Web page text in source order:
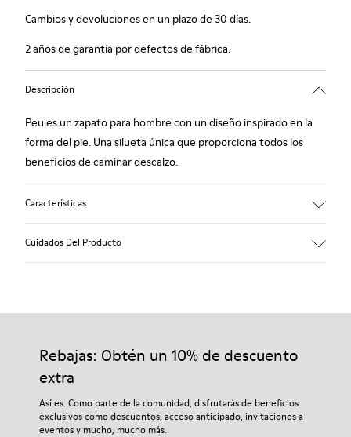
Cambios y devoluciones en un plazo de 30 días.
2 años de garantía por defectos de fábrica.
Descripción
Peu es un zapato para hombre con un diseño inspirado en la
forma del pie. Una silueta única que proporciona todos los
beneficios de caminar descalzo.
Características
Forro: 55 % Textil (60% Nailon - 40% PU) 45 % Poliéster
Cuidados Del Producto
Nuestros zapatos se han fabricado con materiales de primera
garantizará que duren más tiempo.
Si deseas obtener información detallada sobre cómo cuidar de
tu par, visita nuestraGuía para el cuidado del calzado.
Rebajas: Obtén un 10% de descuento
extra
Así es. Como parte de la comunidad, disfrutarás de beneficios
exclusivos como descuentos, acceso anticipado, invitaciones a
eventos y mucho, mucho más.